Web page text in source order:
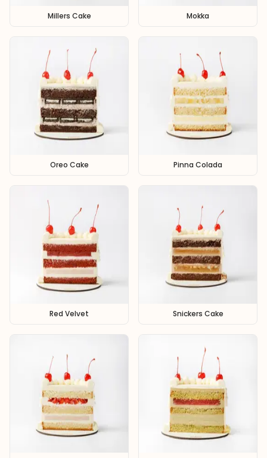
Millers Cake Mokka
Oreo Cake Pinna Colada
Red Velvet Snickers Cake